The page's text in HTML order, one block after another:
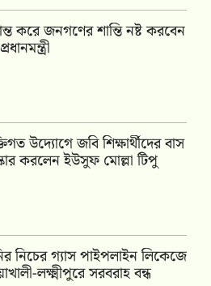
করে জনগণের শান্তি নষ্ট করবেন
উদ্যোগে জবি শিক্ষার্থীদের বাস
করলেন ইউসুফ মোল্লা টিপু
নিচের গ্যাস পাইপলাইন লিকেজে
লক্ষ্মীপুরে সরবরাহ বন্ধ